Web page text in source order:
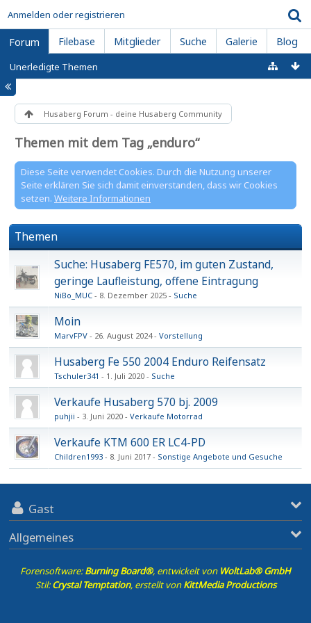
Anmelden oder registrieren
Forum Filebase Mitglieder Suche Galerie Blog
Unerledigte Themen
Husaberg Forum - deine Husaberg Community
Themen mit dem Tag „enduro“
Diese Seite verwendet Cookies. Durch die Nutzung unserer
Seite erklären Sie sich damit einverstanden, dass wir Cookies
setzen. Weitere Informationen
Themen
Suche: Husaberg FE570, im guten Zustand,
geringe Laufleistung, offene Eintragung
NiBo_MUC 8. Dezember 2025 Suche
Moin
MarvFPV 26. August 2024 Vorstellung
Husaberg Fe 550 2004 Enduro Reifensatz
Tschuler341 1. Juli 2020 Suche
Verkaufe Husaberg 570 bj. 2009
puhjii 3. Juni 2020 Verkaufe Motorrad
Verkaufe KTM 600 ER LC4-PD
Children1993 8. Juni 2017 Sonstige Angebote und Gesuche
Gast
Allgemeines
Forensoftware:Burning Board®, entwickelt von WoltLab® GmbH
Stil:Crystal Temptation, erstellt vonKittMedia Productions